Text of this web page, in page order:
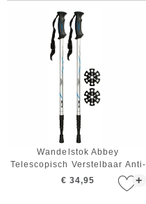
+
Wandelstok Abbey
Telescopisch Verstelbaar Anti-
shock Zilver Blauw Zwart
€ 34,95